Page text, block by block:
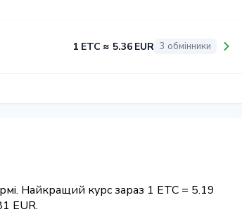
1 ETC ≈ 5.36 EUR 3 обмінники
Найкращий курс зараз 1 ETC = 5.19
EUR.